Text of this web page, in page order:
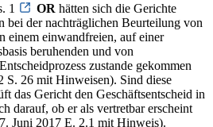
1
OR hätten sich die Gerichte
bei der nachträglichen Beurteilung von
einem einwandfreien, auf einer
beruhenden und von
zustande gekommen
S. 26 mit Hinweisen). Sind diese
das Gericht den Geschäftsentscheid in
darauf, ob er als vertretbar erscheint
Juni 2017 E. 2.1 mit Hinweis).